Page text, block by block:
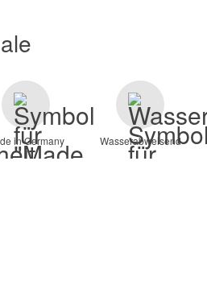
in Germany Wasserabweisend